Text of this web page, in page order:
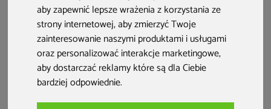
aby zapewnić lepsze wrażenia z korzystania ze
strony internetowej,aby zmierzyć Twoje
zainteresowanie naszymi produktami i usługami
oraz personalizować interakcje marketingowe,
aby dostarczać reklamy które są dla Ciebie
bardziej odpowiednie.